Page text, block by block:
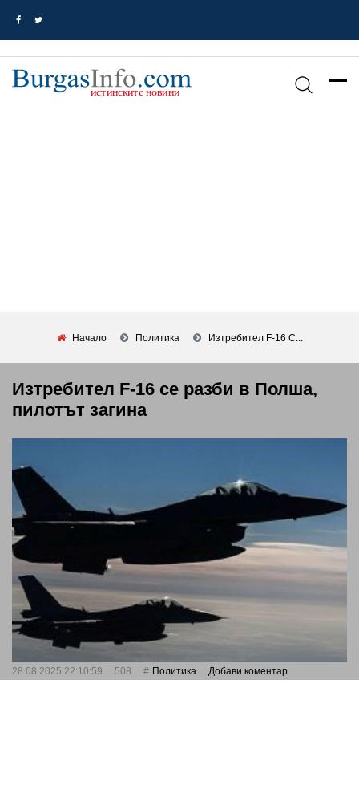
Начало Политика Изтребител F-16 С...
Изтребител F-16 се разби в Полша,
пилотът загина
28.08.2025 22:10:59 508 Политика Добави коментар